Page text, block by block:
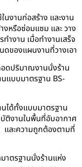
นงานก่อสร้าง และงาน
หรือซ่อมแซม และ วาง
ำงาน เมื่อทำงานเสร็จ
ของแผนงานที่วางเอา
ดปริมาณงานนั่งร้าน
แบบมาตรฐาน BS-
ได้ทั้งแบบมาตรฐาน
งานในพื้นที่อับอากาศ
ละความถูกต้องตามที่
าตรฐานนั่งร้านแห่ง